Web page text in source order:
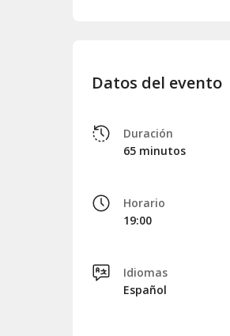
Datos del evento
Duración
65 minutos
Horario
19:00
Idiomas
Español